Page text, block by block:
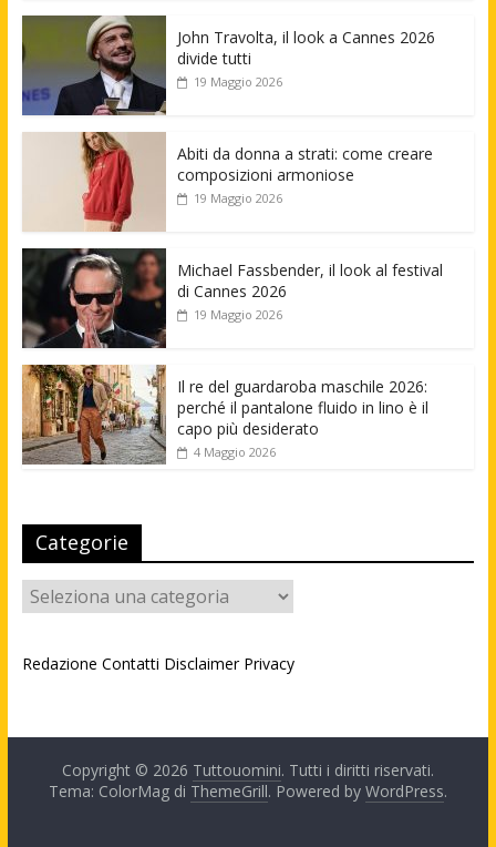
John Travolta, il look a Cannes 2026
divide tutti
19 Maggio 2026
Abiti da donna a strati: come creare
composizioni armoniose
19 Maggio 2026
Michael Fassbender, il look al festival
di Cannes 2026
19 Maggio 2026
Il re del guardaroba maschile 2026:
perché il pantalone fluido in lino è il
capo più desiderato
4 Maggio 2026
Categorie
Categorie
Redazione Contatti Disclaimer Privacy
Copyright © 2026 Tuttouomini. Tutti i diritti riservati.
Tema: ColorMag di ThemeGrill. Powered by WordPress.